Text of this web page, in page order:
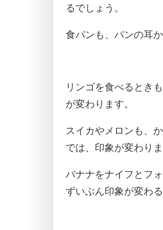
るでしょう。
食パンも、パンの耳
リンゴを食べるとき
が変わります。
スイカやメロンも、
では、印象が変わりま
バナナをナイフとフ
ずいぶん印象が変わる